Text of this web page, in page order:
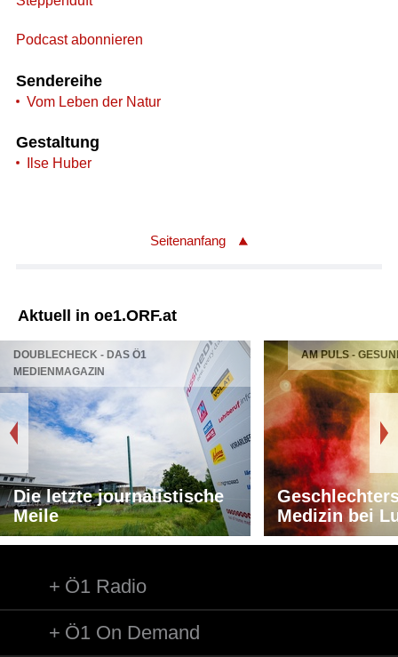
Podcast abonnieren
Sendereihe
Vom Leben der Natur
Gestaltung
Ilse Huber
Seitenanfang
Aktuell in oe1.ORF.at
DOUBLECHECK - DAS Ö1
MEDIENMAGAZIN
Die letzte journalistische
Meile
AM PULS -
Medizin bei
Ö1 Radio
Ö1 On Demand